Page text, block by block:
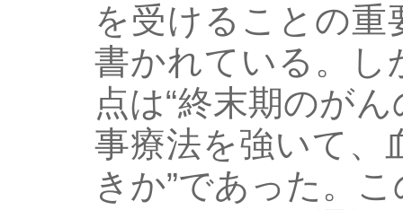
を受けることの重
書かれている。し
点は“終末期のが
事療法を強いて、
きか”であった。